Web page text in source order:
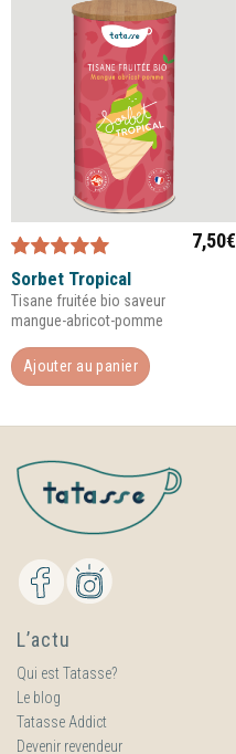
Note5.00sur
5
Sorbet Tropical
Tisane fruitée bio saveur
mangue-abricot-pomme
7,50€
Ajouter au panier
L’actu
Qui est Tatasse?
Le blog
Tatasse Addict
Devenir revendeur